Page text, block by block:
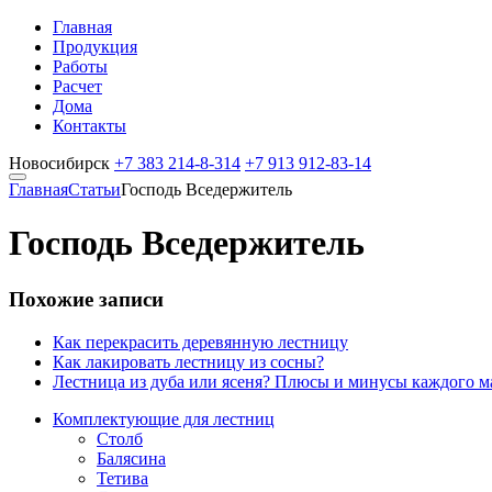
Главная
Продукция
Работы
Расчет
Дома
Контакты
Новосибирск +7 383 214-8-314 +7 913 912-83-14
ГлавнаяСтатьиГосподь Вседержитель
Господь Вседержитель
Похожие записи
Как перекрасить деревянную лестницу
Как лакировать лестницу из сосны?
Лестница из дуба или ясеня? Плюсы и минусы каждого
Комплектующие для лестниц
Столб
Балясина
Тетива